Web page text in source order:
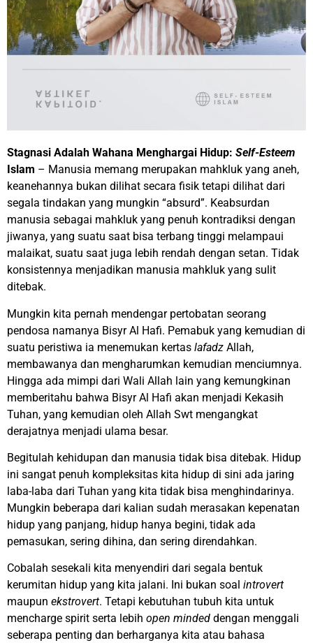
Stagnasi Adalah Wahana Menghargai Hidup: Self-Esteem
Islam – Manusia memang merupakan mahkluk yang aneh,
keanehannya bukan dilihat secara fisik tetapi dilihat dari
segala tindakan yang mungkin “absurd”. Keabsurdan
manusia sebagai mahkluk yang penuh kontradiksi dengan
jiwanya, yang suatu saat bisa terbang tinggi melampaui
malaikat, suatu saat juga lebih rendah dengan setan. Tidak
konsistennya menjadikan manusia mahkluk yang sulit
ditebak.
Mungkin kita pernah mendengar pertobatan seorang
pendosa namanya Bisyr Al Hafi. Pemabuk yang kemudian di
suatu peristiwa ia menemukan kertas lafadz Allah,
membawanya dan mengharumkan kemudian menciumnya.
Hingga ada mimpi dari Wali Allah lain yang kemungkinan
memberitahu bahwa Bisyr Al Hafi akan menjadi Kekasih
Tuhan, yang kemudian oleh Allah Swt mengangkat
derajatnya menjadi ulama besar.
Begitulah kehidupan dan manusia tidak bisa ditebak. Hidup
ini sangat penuh kompleksitas kita hidup di sini ada jaring
laba-laba dari Tuhan yang kita tidak bisa menghindarinya.
Mungkin beberapa dari kalian sudah merasakan kepenatan
hidup yang panjang, hidup hanya begini, tidak ada
pemasukan, sering dihina, dan sering direndahkan.
Cobalah sesekali kita menyendiri dari segala bentuk
kerumitan hidup yang kita jalani. Ini bukan soal introvert
maupun ekstrovert. Tetapi kebutuhan tubuh kita untuk
mencharge spirit serta lebih open minded dengan menggali
seberapa penting dan berharganya kita atau bahasa